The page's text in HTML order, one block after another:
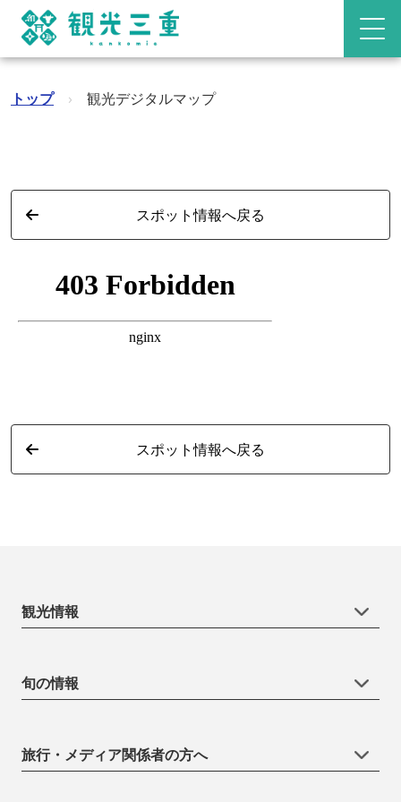
トップ › 観光デジタルマップ
スポット情報へ戻る
スポット情報へ戻る
観光情報
旬の情報
旅行・メディア関係者の方へ